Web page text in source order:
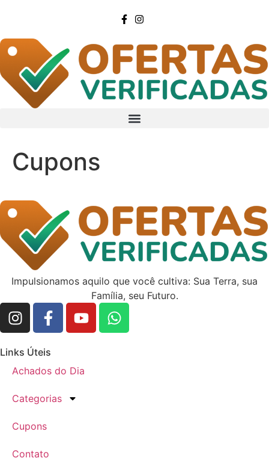
Cupons
Impulsionamos aquilo que você cultiva: Sua Terra, sua
Família, seu Futuro.
Links Úteis
Achados do Dia
Categorias
Cupons
Contato